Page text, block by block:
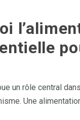
un rôle central
Une